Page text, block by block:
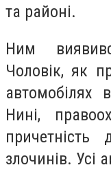
та районі.
Ним
Чоловік, як
автомобілях
Нині,
злочинів. Усі